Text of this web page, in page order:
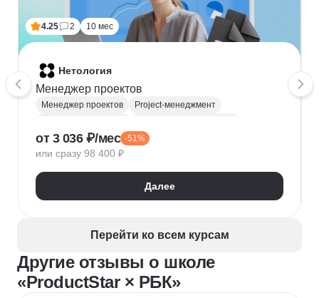
4.25 2 10 мес
Нетология
Менеджер проектов
Менеджер проектов
Project-менеджмент
Нейронные сети
Управление рисками
Kanban
Scrum
Управление проектами
Тайм-менеджмент
Управление удаленной командой
от 3 036 ₽/мес -51%
или сразу 98 400 ₽
Далее
Перейти ко всем курсам
Другие отзывы о школе
«ProductStar × РБК»